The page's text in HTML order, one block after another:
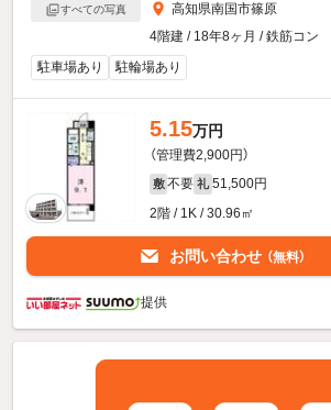
すべての写真
高知県南国市篠原
4階建 / 18年8ヶ月 / 鉄筋コン
駐車場あり
駐輪場あり
5.15万円
（管理費2,900円）
敷 不要 礼 51,500円
2階 / 1K / 30.96㎡
お問い合わせ （無料）
提供